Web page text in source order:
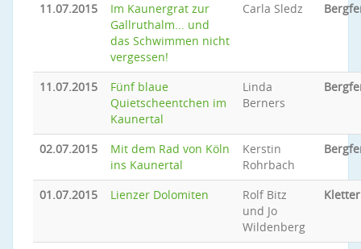
11.07.2015
Im Kaunergrat zur
Gallruthalm... und
das Schwimmen nicht
vergessen!
Carla Sledz
11.07.2015
Fünf blaue
Quietscheentchen im
Kaunertal
Linda
Berners
02.07.2015
Mit dem Rad von Köln
ins Kaunertal
Kerstin
Rohrbach
01.07.2015 Lienzer Dolomiten
Rolf Bitz
und Jo
Wildenberg